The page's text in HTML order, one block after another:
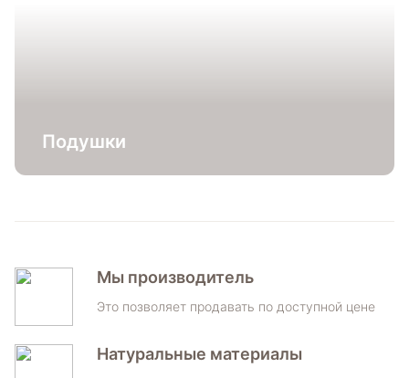
Подушки
Мы производитель
Это позволяет продавать по доступной цене
Натуральные материалы